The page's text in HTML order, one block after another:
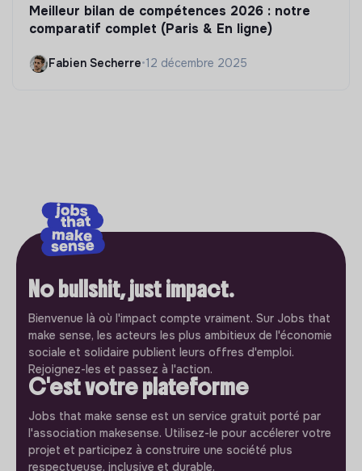
Meilleur bilan de compétences 2026 : notre
comparatif complet (Paris & En ligne)
Fabien Secherre•12 décembre 2025
No bullshit, just impact.
Bienvenue là où l'impact compte vraiment. Sur Jobs that
make sense, les acteurs les plus ambitieux de l'économie
sociale et solidaire publient leurs offres d'emploi.
Rejoignez-les et passez à l'action.
C'est votre plateforme
Jobs that make sense est un service gratuit porté par
l'association makesense. Utilisez-le pour accélerer votre
projet et participez à construire une société plus
respectueuse, inclusive et durable.